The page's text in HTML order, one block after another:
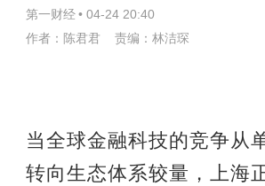
第一财经 • 04-24 20:40
作者：陈君君 责编：林洁琛
当全球金融科技的竞争从
转向生态体系较量，上海